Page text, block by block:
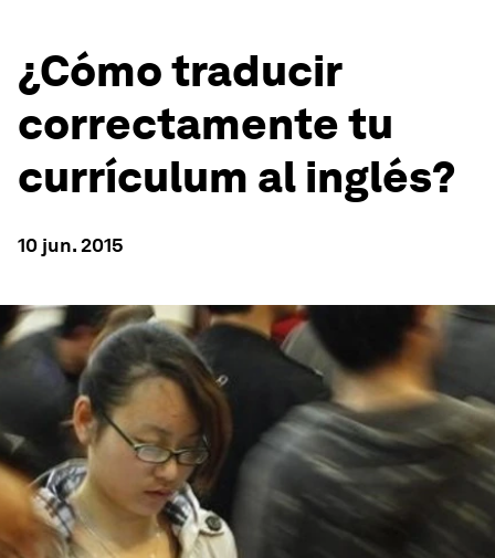
¿Cómo traducir
correctamente tu
currículum al inglés?
10 jun. 2015